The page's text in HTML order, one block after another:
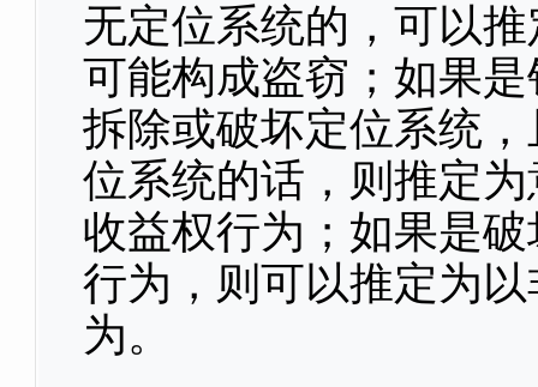
无定位系统的，可以
可能构成盗窃；如果
拆除或破坏定位系统
位系统的话，则推定
收益权行为；如果是
行为，则可以推定为
为。